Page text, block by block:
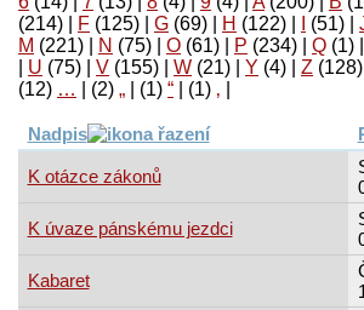
(214)
F (125) G (69) H (122) (51)
M (221) N (75) O (61) P (234) Q (1)
U (75) V (155) W (21) Y (4) Z (128)
‚
(1)
“
(1)
„
(2)
…
(12)
Nadpis
K otázce zákonů
K úvaze pánskému jezdci
Kabaret